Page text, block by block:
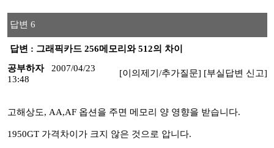
답변 6
답변 : 그래픽카드 256메모리와 512의 차이
공부하자
2007/04/23
13:48
[이의제기/추가질문] [부실답변 신고]
고해상도, AA,AF 옵션을 주면 메모리 양 영향을 받습니다.
1950GT 가격차이가 크지 않은 것으로 압니다.